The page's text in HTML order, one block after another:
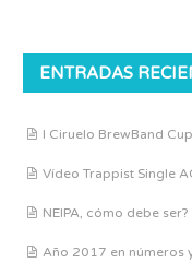
ENTRADAS
I Ciruelo BrewBand Cup
Vídeo Trappist Single
NEIPA, cómo debe ser?
Año 2017 en números